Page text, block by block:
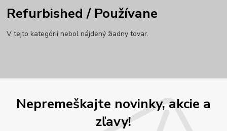
Refurbished / Používane
V tejto kategórii nebol nájdený žiadny tovar.
Nepremeškajte novinky, akcie a
zľavy!